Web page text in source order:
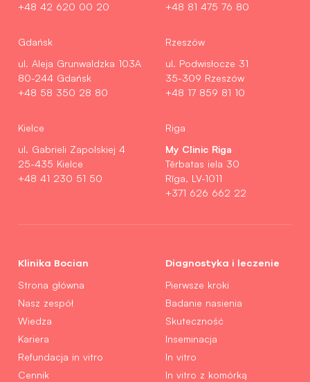
+48 42 620 00 20
+48 81 475 76 80
Gdańsk
ul. Aleja Grunwaldzka 103A
80-244 Gdańsk
+48 58 350 28 80
Rzeszów
ul. Podwisłocze 31
35-309 Rzeszów
+48 17 859 81 10
Kielce
ul. Gabrieli Zapolskiej 4
25-435 Kielce
+48 41 230 51 50
Riga
My Clinic Riga
Tērbatas iela 30
Rīga, LV-1011
+371 626 662 22
Klinika Bocian
Strona główna
Nasz zespół
Wiedza
Kariera
Refundacja in vitro
Cennik
Diagnostyka i leczenie
Pierwsze kroki
Badanie nasienia
Skuteczność
Inseminacja
In vitro
In vitro z komórką